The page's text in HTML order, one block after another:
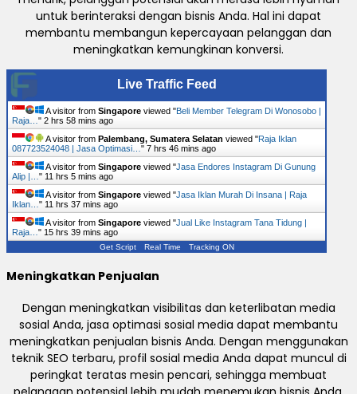
untuk berinteraksi dengan bisnis Anda. Hal ini dapat
membantu membangun kepercayaan pelanggan dan
meningkatkan kemungkinan konversi.
Live Traffic Feed
A visitor from Singapore viewed "Beli Member Telegram Di Wonosobo |
Raja… " 2 hrs 58 mins ago
A visitor from Palembang, Sumatera Selatan viewed "Raja Iklan
087723524048 | Jasa Optimasi… " 7 hrs 46 mins ago
A visitor from Singapore viewed "Jasa Endores Instagram Di Gunung
Alip |… " 11 hrs 5 mins ago
A visitor from Singapore viewed "Jasa Iklan Murah Di Insana | Raja
Iklan… " 11 hrs 37 mins ago
A visitor from Singapore viewed "Jual Like Instagram Tana Tidung |
Raja… " 15 hrs 39 mins ago
Get Script Real Time Tracking ON
Meningkatkan Penjualan
Dengan meningkatkan visibilitas dan keterlibatan media
sosial Anda, jasa optimasi sosial media dapat membantu
meningkatkan penjualan bisnis Anda. Dengan menggunakan
teknik SEO terbaru, profil sosial media Anda dapat muncul di
peringkat teratas mesin pencari, sehingga membuat